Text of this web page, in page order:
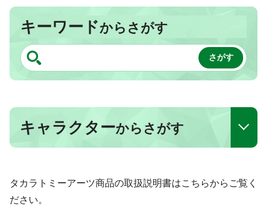
キーワードからさがす
キャラクターからさがす
タカラトミーアーツ商品の取扱説明書はこちらからご覧く
ださい。